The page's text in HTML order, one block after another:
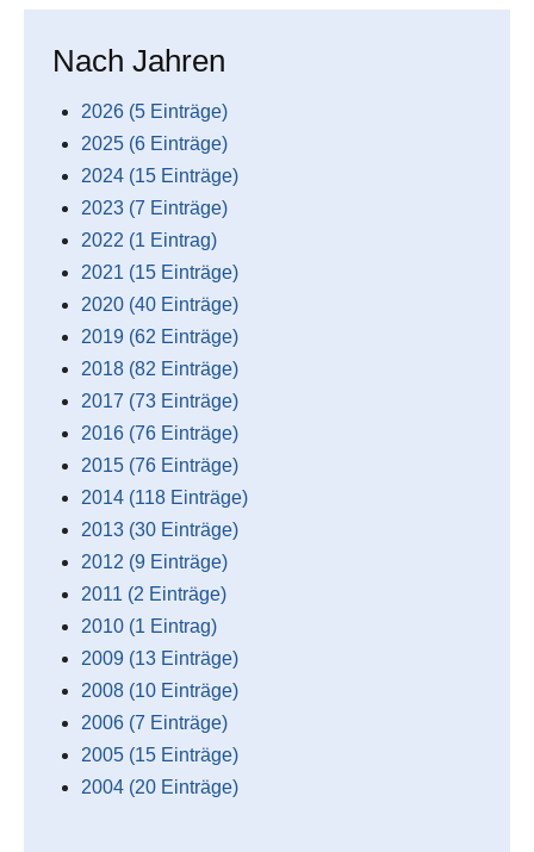
Nach Jahren
2026 (5 Einträge)
2025 (6 Einträge)
2024 (15 Einträge)
2023 (7 Einträge)
2022 (1 Eintrag)
2021 (15 Einträge)
2020 (40 Einträge)
2019 (62 Einträge)
2018 (82 Einträge)
2017 (73 Einträge)
2016 (76 Einträge)
2015 (76 Einträge)
2014 (118 Einträge)
2013 (30 Einträge)
2012 (9 Einträge)
2011 (2 Einträge)
2010 (1 Eintrag)
2009 (13 Einträge)
2008 (10 Einträge)
2006 (7 Einträge)
2005 (15 Einträge)
2004 (20 Einträge)